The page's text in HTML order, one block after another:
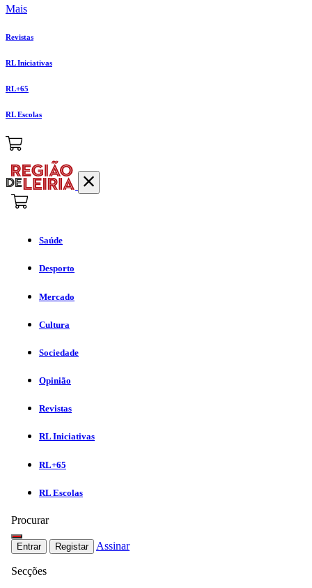
Mais
Revistas
RL Iniciativas
RL+65
RL Escolas
Saúde
Desporto
Mercado
Cultura
Sociedade
Opinião
Revistas
RL Iniciativas
RL+65
RL Escolas
Procurar
Entrar Registar Assinar
Secções